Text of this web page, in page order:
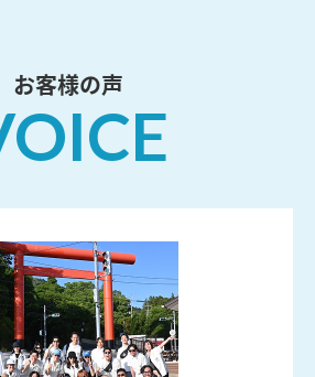
お客様の声